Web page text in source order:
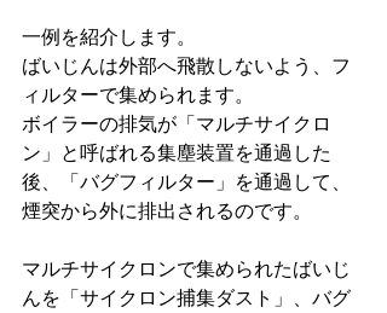
一例を紹介します。
ばいじんは外部へ飛散しないよう、フ
ィルターで集められます。
ボイラーの排気が「マルチサイクロ
ン」と呼ばれる集塵装置を通過した
後、「バグフィルター」を通過して、
煙突から外に排出されるのです。
マルチサイクロンで集められたばいじ
んを「サイクロン捕集ダスト」、バグ